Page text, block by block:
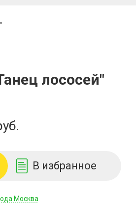
лососей"
В избранное
Москва